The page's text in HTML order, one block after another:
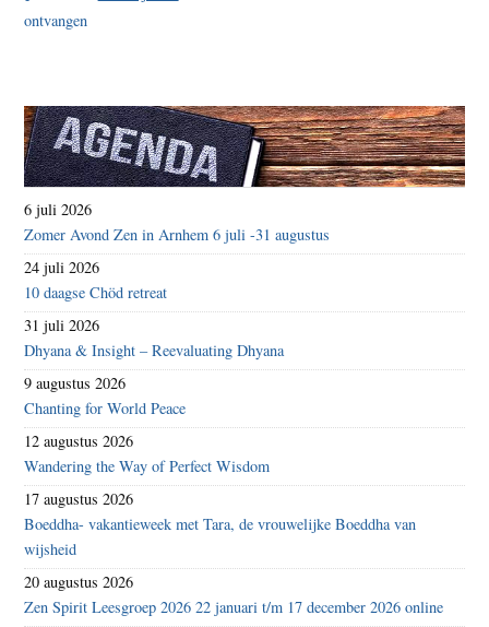
6 juli 2026
Zomer Avond Zen in Arnhem 6 juli -31 augustus
24 juli 2026
10 daagse Chöd retreat
31 juli 2026
Dhyana & Insight – Reevaluating Dhyana
9 augustus 2026
Chanting for World Peace
12 augustus 2026
Wandering the Way of Perfect Wisdom
17 augustus 2026
Boeddha- vakantieweek met Tara, de vrouwelijke Boeddha van
wijsheid
20 augustus 2026
Zen Spirit Leesgroep 2026 22 januari t/m 17 december 2026 online